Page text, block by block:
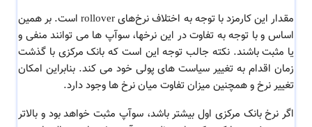
مقدار این کارمزد با توجه به اختلاف نرخ‌های rollover است. بر همین
اساس و با توجه به تفاوت در این نرخها، سوآپ ها می توانند منفی و
یا مثبت باشند. نکته جالب توجه این است که بانک مرکزی با گذشت
زمان اقدام به تغییر سیاست های پولی خود می کند. بنابراین امکان
تغییر نرخ و همچنین میزان تفاوت میان نرخ ها وجود دارد.
اگر نرخ بانک مرکزی اول بیشتر باشد، سوآپ مثبت خواهد بود و بالاتر